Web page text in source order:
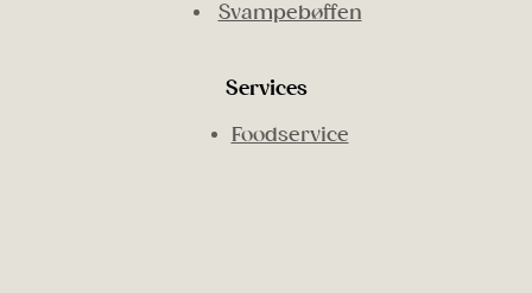
Svampebøffen
Services
Foodservice